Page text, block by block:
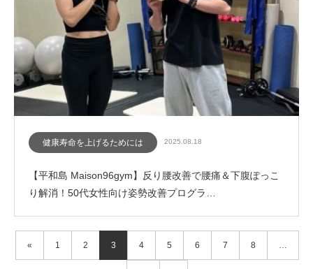
健康寿命を上げるためには 2025.08.18
【平和島 Maison96gym】反り腰改善で腰痛＆下腹ぽっこ
り解消！50代女性向け姿勢改善プログラ…
« 1 2 3 4 5 6 7 8 …